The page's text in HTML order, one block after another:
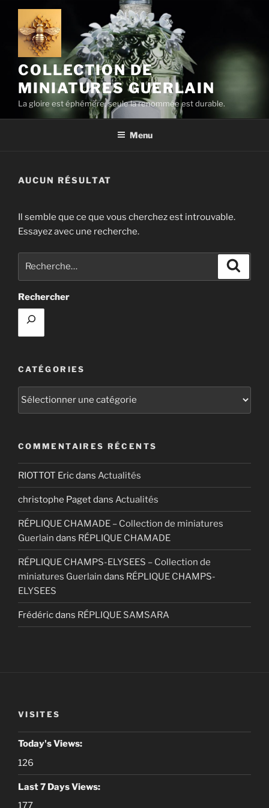
Aller
contenu
principal
COLLECTION DE
MINIATURES GUERLAIN
La gloire est éphémère, seule la renommée est durable.
Menu
AUCUN RÉSULTAT
Il semble que ce que vous cherchez est introuvable.
Essayez avec une recherche.
Rechercher
CATÉGORIES
COMMENTAIRES RÉCENTS
RIOTTOT Ericdans Actualités
christophe Pagetdans Actualités
RÉPLIQUE CHAMADE – Collection de miniatures
Guerlain dans RÉPLIQUE CHAMADE
RÉPLIQUE CHAMPS-ELYSEES – Collection de
miniatures Guerlain dans RÉPLIQUE CHAMPS-
ELYSEES
Frédéricdans RÉPLIQUE SAMSARA
VISITES
Today's Views:
126
Last 7 Days Views:
177